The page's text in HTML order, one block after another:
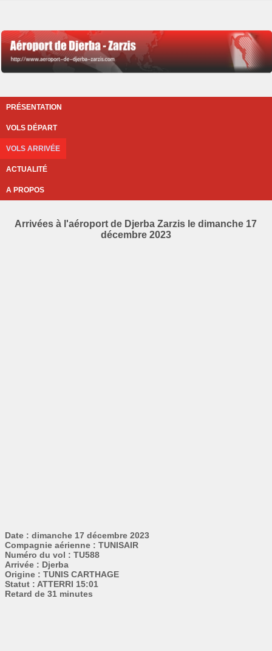
PRÉSENTATION
VOLS DÉPART
VOLS ARRIVÉE
ACTUALITÉ
A PROPOS
Arrivées à l'aéroport de Djerba Zarzis le dimanche 17
décembre 2023
Date : dimanche 17 décembre 2023
Compagnie aérienne : TUNISAIR
Numéro du vol : TU588
Arrivée : Djerba
Origine : TUNIS CARTHAGE
Statut : ATTERRI 15:01
Retard de 31 minutes